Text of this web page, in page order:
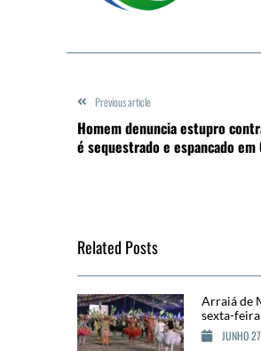
Previous article
Homem denuncia estupro
é sequestrado e espancado em
Related Posts
Arraiá de
sexta-
JUNHO